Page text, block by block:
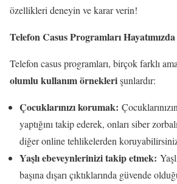
özellikleri deneyin ve karar verin!
Telefon Casus Programları
Telefon casus programları, birçok farklı
olumlu kullanım örneklerişunlardır:
Çocuklarınızı korumak:
yaptığını takip ederek, onları siber
diğer online tehlikelerden
Yaşlı ebeveynlerinizi takip etmek:
başına dışarı çıktıklarında güvende